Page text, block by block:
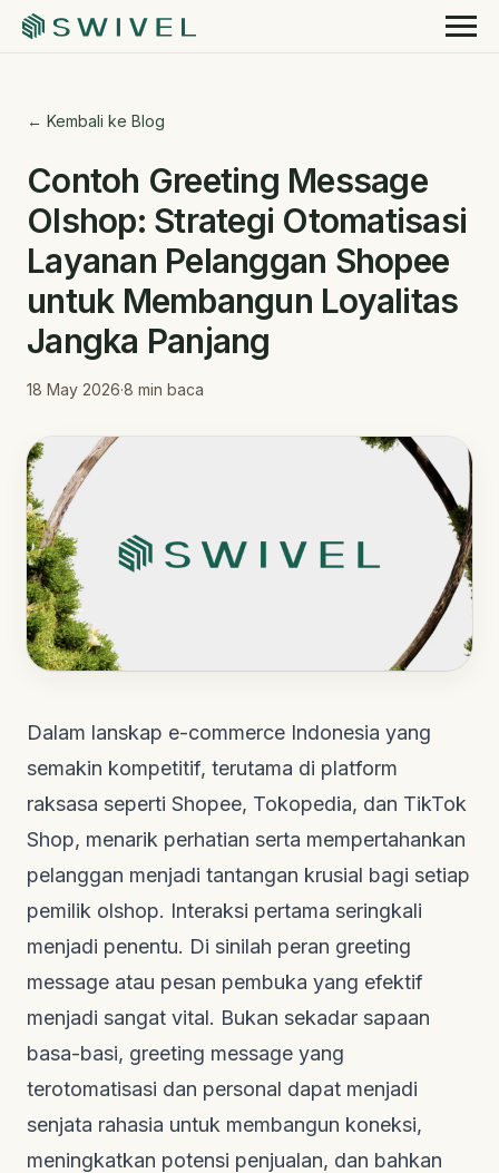
← Kembali ke Blog
Contoh Greeting Message
Olshop: Strategi Otomatisasi
Layanan Pelanggan Shopee
untuk Membangun Loyalitas
Jangka Panjang
18 May 2026·8 min baca
Dalam lanskap e-commerce Indonesia yang
semakin kompetitif, terutama di platform
raksasa seperti Shopee, Tokopedia, dan TikTok
Shop, menarik perhatian serta mempertahankan
pelanggan menjadi tantangan krusial bagi setiap
pemilik olshop. Interaksi pertama seringkali
menjadi penentu. Di sinilah peran greeting
message atau pesan pembuka yang efektif
menjadi sangat vital. Bukan sekadar sapaan
basa-basi, greeting message yang
terotomatisasi dan personal dapat menjadi
senjata rahasia untuk membangun koneksi,
meningkatkan potensi penjualan, dan bahkan